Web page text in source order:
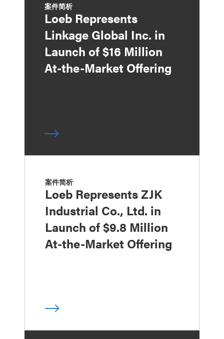
案件简析
Loeb Represents
Linkage Global Inc. in
Launch of $16 Million
At-the-Market Offering
案件简析
Loeb Represents ZJK
Industrial Co., Ltd. in
Launch of $9.8 Million
At-the-Market Offering